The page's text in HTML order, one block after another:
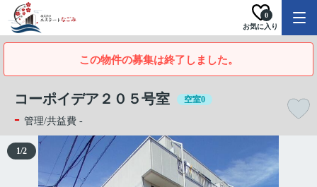
お気に入り
0
この物件の募集は終了しました。
コーポイデア２０５号室 空室0
- 管理/共益費 -
1/2